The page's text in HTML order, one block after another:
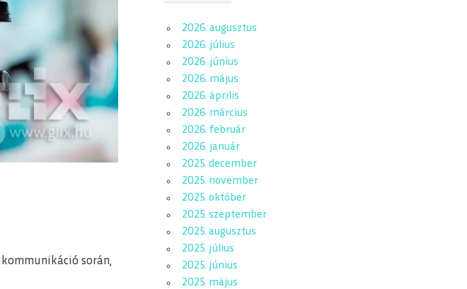
során,
2026. augusztus
2026. július
2026. június
2026. május
2026. április
2026. március
2026. február
2026. január
2025. december
2025. november
2025. október
2025. szeptember
2025. augusztus
2025. július
2025. június
2025. május